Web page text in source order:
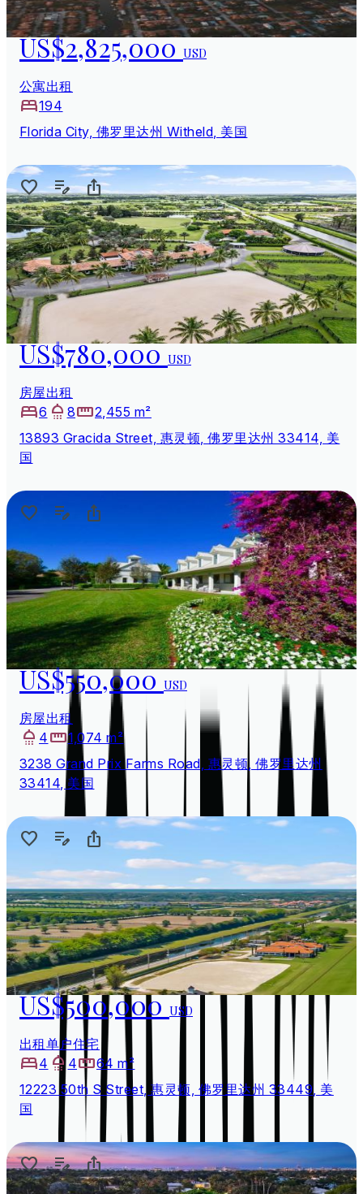
US$2,825,000USD
公寓出租
194
Florida City, 佛罗里达州 Witheld, 美国
US$780,000USD
房屋出租
6
8
2,455 m²
13893 Gracida Street, 惠灵顿, 佛罗里达州 33414, 美
国
US$550,000USD
房屋出租
4
1,074 m²
3238 Grand Prix Farms Road, 惠灵顿, 佛罗里达州
33414, 美国
US$500,000USD
出租单户住宅
4
4
64 m²
12223 50th S Street, 惠灵顿, 佛罗里达州 33449, 美
国